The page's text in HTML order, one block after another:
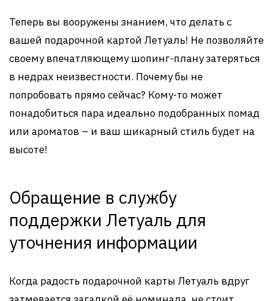
Теперь вы вооружены знанием, что делать с
вашей подарочной картой Летуаль! Не позволяйте
своему впечатляющему шопинг-плану затеряться
в недрах неизвестности. Почему бы не
попробовать прямо сейчас? Кому-то может
понадобиться пара идеально подобранных помад
или ароматов – и ваш шикарный стиль будет на
высоте!
Обращение в службу
поддержки Летуаль для
уточнения информации
Когда радость подарочной карты Летуаль вдруг